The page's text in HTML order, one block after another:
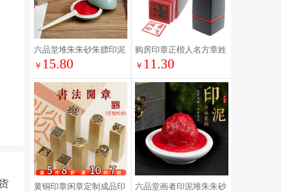
六品堂堆朱朱砂朱膘印泥
红色书画专用彩色书法篆
刻印泥印章套装印台印泥
盒蓖麻油陶瓷盒文房四宝
金色印泥
￥ 15.80
购房印章正楷人名方章姓
名 定做篆刻个人私章 签
字 手章名字 购房章楷体
买房章刻章盖章儿童国画
书画落款刻字
￥ 11.30
黄铜印章闲章定制成品印
六品堂画者印泥堆朱朱砂